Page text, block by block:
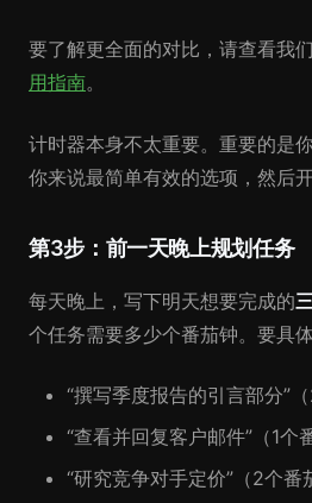
要了解更全面的对比，请查看我
用指南。
计时器本身不太重要。重要的是
你来说最简单有效的选项，然后开
第3步：前一天晚上规划任务
每天晚上，写下明天想要完成的
个任务需要多少个番茄钟。要具体
“撰写季度报告的引言部分”（
“查看并回复客户邮件”（1个
“研究竞争对手定价”（2个番